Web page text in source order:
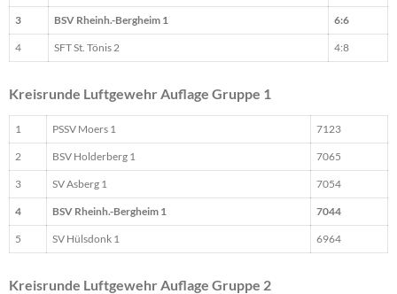
3 BSV Rheinh.-Bergheim 1 6:6
4 SFT St. Tönis 2 4:8
Kreisrunde Luftgewehr Auflage Gruppe 1
1 PSSV Moers 1 7123
2 BSV Holderberg 1 7065
3 SV Asberg 1 7054
4 BSV Rheinh.-Bergheim 1 7044
5 SV Hülsdonk 1 6964
Kreisrunde Luftgewehr Auflage Gruppe 2